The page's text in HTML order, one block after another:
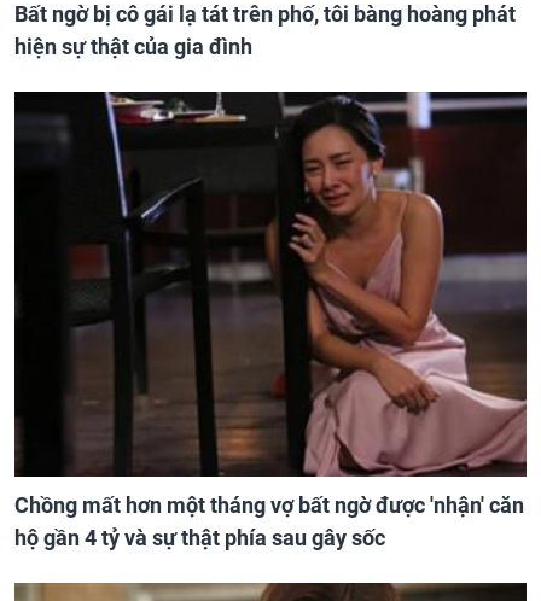
Bất ngờ bị cô gái lạ tát trên phố, tôi bàng hoàng phát
hiện sự thật của gia đình
Chồng mất hơn một tháng vợ bất ngờ được 'nhận' căn
hộ gần 4 tỷ và sự thật phía sau gây sốc